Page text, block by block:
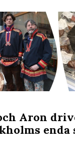
Aron
enda